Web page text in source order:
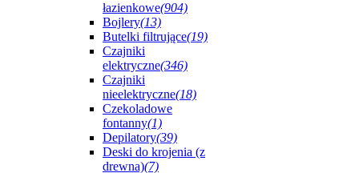
łazienkowe(904)
Bojlery(13)
Butelki filtrujące(19)
Czajniki
elektryczne(346)
Czajniki
nieelektryczne(18)
Czekoladowe
fontanny(1)
Depilatory(39)
Deski do krojenia (z
drewna)(7)